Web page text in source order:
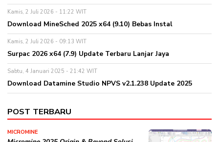
Kamis, 2 Juli 2026 - 11:22 WIT
Download MineSched 2025 x64 (9.10) Bebas Instal
Kamis, 2 Juli 2026 - 09:13 WIT
Surpac 2026 x64 (7.9) Update Terbaru Lanjar Jaya
Sabtu, 4 Januari 2025 - 21:42 WIT
Download Datamine Studio NPVS v2.1.238 Update 2025
POST TERBARU
MICROMINE